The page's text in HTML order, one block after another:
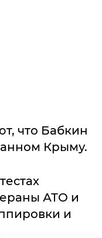
что Бабкин
Крыму.
АТО и
и